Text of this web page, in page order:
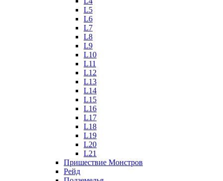
L5
L6
L7
L8
L9
L10
L11
L12
L13
L14
L15
L16
L17
L18
L19
L20
L21
Пришествие Монстров
Рейд